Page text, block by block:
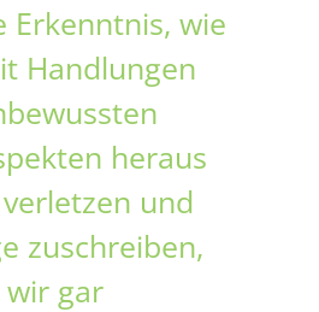
Erkenntnis, wie
Handlungen
heraus
und
zuschreiben,
gar